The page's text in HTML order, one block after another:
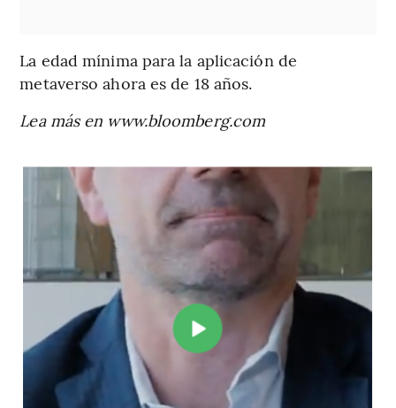
La edad mínima para la aplicación de
metaverso ahora es de 18 años.
Lea más en www.bloomberg.com